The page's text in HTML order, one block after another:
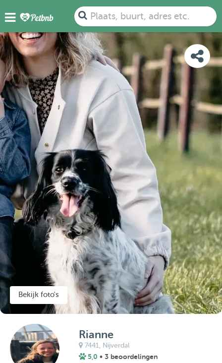
Plaats, buurt, adres etc.
FOTO'S BEOORDELINGEN KAART
Bekijk foto's
Rianne
7441, Nijverdal
5,0 • 3 beoordelingen